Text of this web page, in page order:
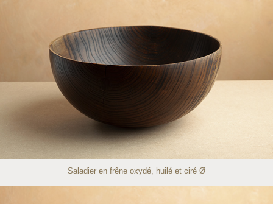
Saladier en frêne oxydé, huilé et ciré Ø